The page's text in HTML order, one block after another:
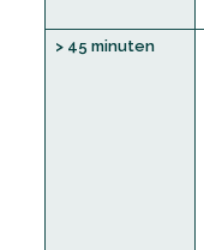
> 45 minuten